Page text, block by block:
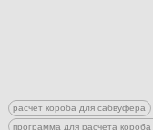
расчет короба для сабвуфера
программа для расчета